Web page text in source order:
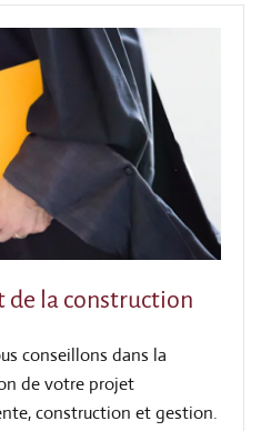
la construction
conseillons dans la
de votre projet
construction et gestion.